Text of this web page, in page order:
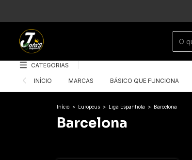
CATEGORIAS
INÍCIO MARCAS BÁSICO QUE FUNCIONA
Início > Europeus > Liga Espanhola > Barcelona
Barcelona